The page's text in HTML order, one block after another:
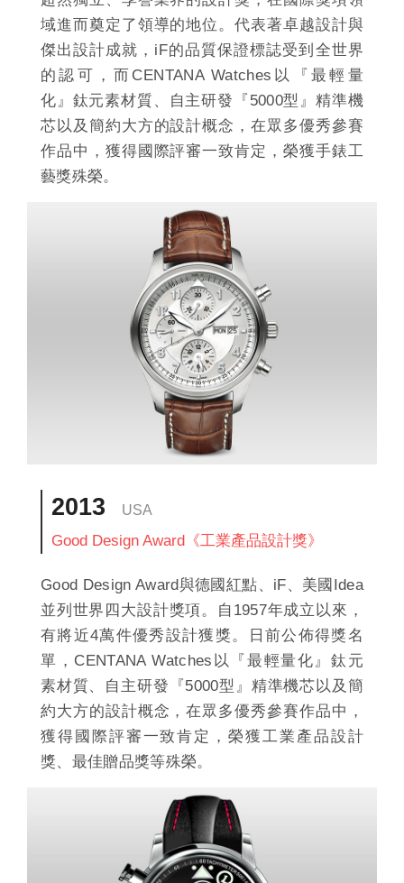
域進而奠定了領導的地位。代表著卓越設計與
傑出設計成就，iF的品質保證標誌受到全世界
的認可，而CENTANA Watches以『最輕量
化』鈦元素材質、自主研發『5000型』精準機
芯以及簡約大方的設計概念，在眾多優秀參賽
作品中，獲得國際評審一致肯定，榮獲手錶工
藝獎殊榮。
2013 USA
Good Design Award《工業產品設計獎》
Good Design Award與德國紅點、iF、美國Idea
並列世界四大設計獎項。自1957年成立以來，
有將近4萬件優秀設計獲獎。日前公佈得獎名
單，CENTANA Watches以『最輕量化』鈦元
素材質、自主研發『5000型』精準機芯以及簡
約大方的設計概念，在眾多優秀參賽作品中，
獲得國際評審一致肯定，榮獲工業產品設計
獎、最佳贈品獎等殊榮。